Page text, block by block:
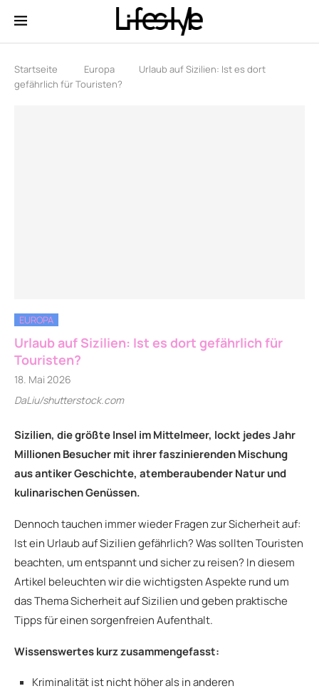
Startseite Europa
Urlaub auf Sizilien: Ist es dort
gefährlich für Touristen?
EUROPA
Urlaub auf Sizilien: Ist es dort gefährlich für
Touristen?
18. Mai 2026
DaLiu/shutterstock.com
Sizilien, die größte Insel im Mittelmeer, lockt jedes Jahr
Millionen Besucher mit ihrer faszinierenden Mischung
aus antiker Geschichte, atemberaubender Natur und
kulinarischen Genüssen.
Dennoch tauchen immer wieder Fragen zur Sicherheit auf:
Ist ein Urlaub auf Sizilien gefährlich? Was sollten Touristen
beachten, um entspannt und sicher zu reisen? In diesem
Artikel beleuchten wir die wichtigsten Aspekte rund um
das Thema Sicherheit auf Sizilien und geben praktische
Tipps für einen sorgenfreien Aufenthalt.
Wissenswertes kurz zusammengefasst:
Kriminalität ist nicht höher als in anderen